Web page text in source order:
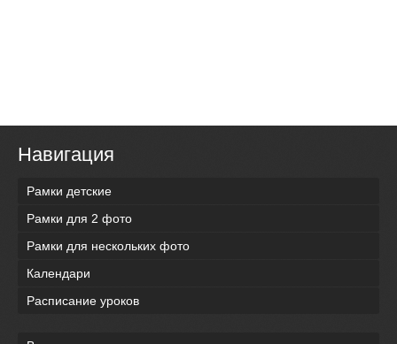
Навигация
Рамки детские
Рамки для 2 фото
Рамки для нескольких фото
Календари
Расписание уроков